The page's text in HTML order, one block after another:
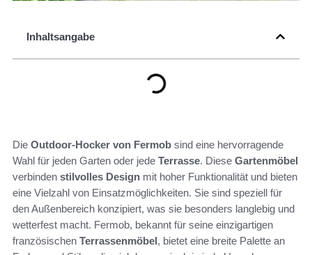
Inhaltsangabe
Die Outdoor-Hocker von Fermob sind eine hervorragende
Wahl für jeden Garten oder jede Terrasse. Diese Gartenmöbel
verbinden stilvolles Design mit hoher Funktionalität und bieten
eine Vielzahl von Einsatzmöglichkeiten. Sie sind speziell für
den Außenbereich konzipiert, was sie besonders langlebig und
wetterfest macht. Fermob, bekannt für seine einzigartigen
französischen Terrassenmöbel, bietet eine breite Palette an